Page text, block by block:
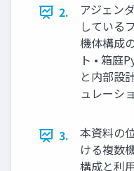
2.
アジェン
している
機体構成
ト • 箱庭
と内部設
ュレーシ
3.
本資料の
ける複数
構成と利